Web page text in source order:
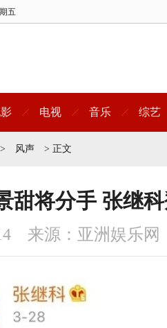
五
电视 音乐 综艺
> 风声 > 正文
甜将分手 张继
来源：亚洲娱乐网